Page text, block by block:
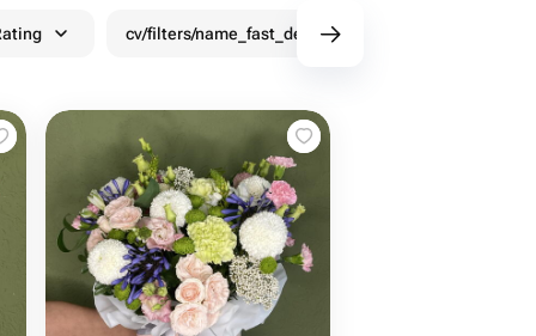
cv/filters/name_fast_delivery